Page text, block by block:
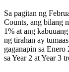
Sa pagitan ng
Counts, ang bilang
1% at ang
ng tirahan ay
gaganapin sa
sa Year 2 at Year 3